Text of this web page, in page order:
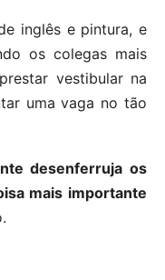
inglês e pintura, e
os colegas mais
vestibular na
uma vaga no tão
desenferruja os
mais importante